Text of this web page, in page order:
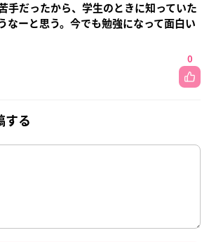
手だったから、学生のときに知っていた
なーと思う。今でも勉強になって面白い
0
する